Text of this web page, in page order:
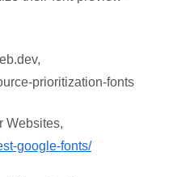
prioritization-fonts
Websites,
google-fonts/